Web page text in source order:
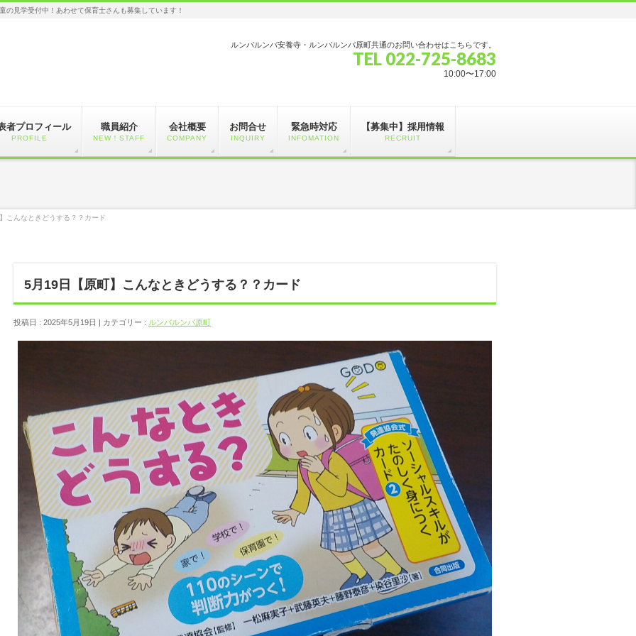
の見学受付中！あわせて保育士さんも募集しています！
ルンバルンバ安養寺・ルンバルンバ原町共通のお問い合わせはこちらです。
TEL 022-725-8683
10:00〜17:00
者プロフィール
PROFILE
職員紹介
NEW！STAFF
会社概要
COMPANY
お問合せ
INQUIRY
緊急時対応
INFOMATION
【募集中】採用情報
RECRUIT
こんなときどうする？？カード
5月19日【原町】こんなときどうする？？カード
投稿日 : 2025年5月19日 | カテゴリー : ルンバルンバ原町